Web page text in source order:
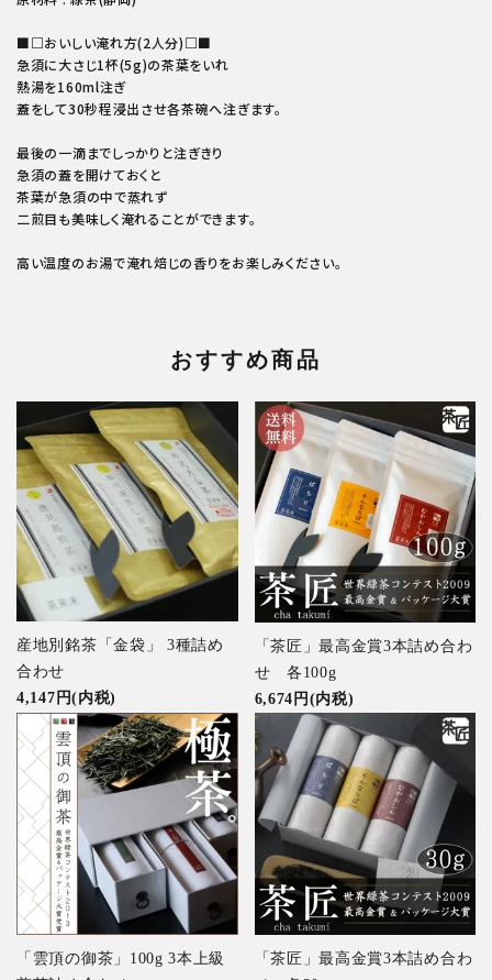
■□おいしい淹れ方(2人分)□■
急須に大さじ1杯(5g)の茶葉をいれ
熱湯を160ml注ぎ
蓋をして30秒程浸出させ各茶碗へ注ぎます。
最後の一滴までしっかりと注ぎきり
急須の蓋を開けておくと
茶葉が急須の中で蒸れず
二煎目も美味しく淹れることができます。
高い温度のお湯で淹れ焙じの香りをお楽しみください。
おすすめ商品
産地別銘茶「金袋」 3種詰め
合わせ
4,147円(内税)
「茶匠」最高金賞3本詰め合わ
せ 各100g
6,674円(内税)
「雲頂の御茶」100g 3本上級
「茶匠」最高金賞3本詰め合わ